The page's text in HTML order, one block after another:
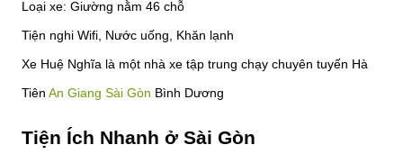
Loại xe: Giường nằm 46 chỗ
Tiện nghi Wifi, Nước uống, Khăn lạnh
Xe Huệ Nghĩa là một nhà xe tập trung chạy chuyên tuyến Hà
Tiên An Giang Sài Gòn Bình Dương
Tiện Ích Nhanh ở Sài Gòn